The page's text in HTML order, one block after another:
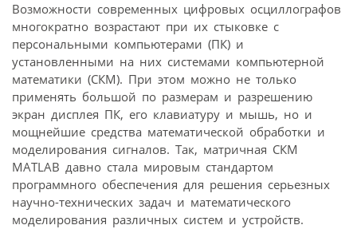
Возможности современных цифровых осциллографов
многократно возрастают при их стыковке с
персональными компьютерами (ПК) и
установленными на них системами компьютерной
математики (СКМ). При этом можно не только
применять большой по размерам и разрешению
экран дисплея ПК, его клавиатуру и мышь, но и
мощнейшие средства математической обработки и
моделирования сигналов. Так, матричная СКМ
MATLAB давно стала мировым стандартом
программного обеспечения для решения серьезных
научно-технических задач и математического
моделирования различных систем и устройств.